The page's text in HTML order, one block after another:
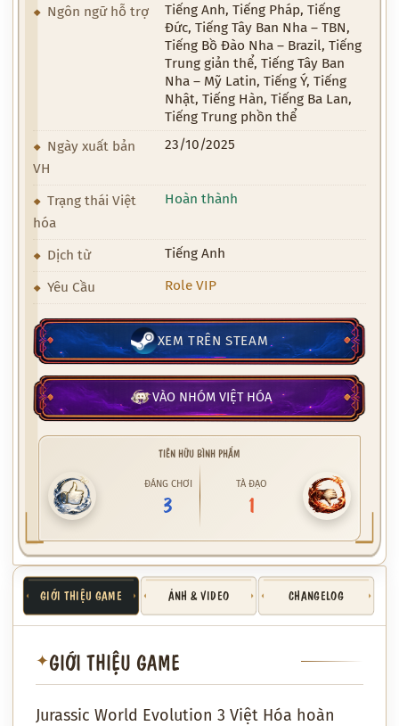
Ngôn ngữ hỗ trợ
Tiếng Anh, Tiếng Pháp, Tiếng
Đức, Tiếng Tây Ban Nha – TBN,
Tiếng Bồ Đào Nha – Brazil, Tiếng
Trung giản thể, Tiếng Tây Ban
Nha – Mỹ Latin, Tiếng Ý, Tiếng
Nhật, Tiếng Hàn, Tiếng Ba Lan,
Tiếng Trung phồn thể
Ngày xuất bản
VH
23/10/2025
Trạng thái Việt
hóa
Hoàn thành
Dịch từ Tiếng Anh
Yêu Cầu Role VIP
XEM TRÊN STEAM
VÀO NHÓM VIỆT HÓA
TIÊN HỮU BÌNH PHẨM
ĐÁNG CHƠI
3
TÀ ĐẠO
1
GIỚI THIỆU GAME ẢNH & VIDEO CHANGELOG
✦GIỚI THIỆU GAME
Jurassic World Evolution 3 Việt Hóa hoàn